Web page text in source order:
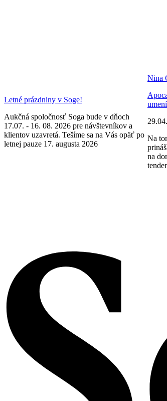
Letné prázdniny v Soge!
Aukčná spoločnosť Soga bude v dňoch
17.07. - 16. 08. 2026 pre návštevníkov a
klientov uzavretá. Tešíme sa na Vás opäť po
letnej pauze 17. augusta 2026
Nina
Na
na